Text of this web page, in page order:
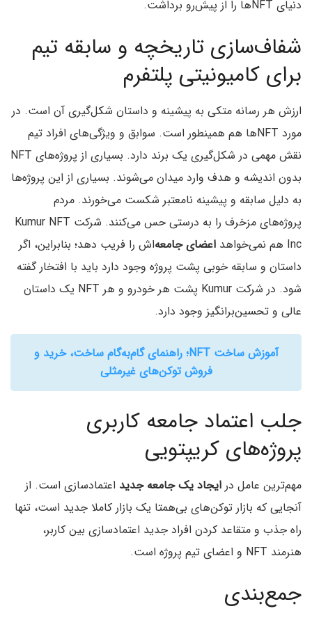
دنیای NFTها را از پیش‌رو برداشت.
شفاف‌سازی تاریخچه و سابقه تیم
برای کامیونیتی پلتفرم
ارزش هر رسانه متکی به پیشینه و داستان شکل‌گیری آن است. در
مورد NFTها هم همینطور است. سوابق و ویژگی‌های افراد تیم
نقش مهمی در شکل‌گیری یک برند دارد. بسیاری از پروژه‌های NFT
بدون اندیشه و هدف وارد میدان می‌شوند. بسیاری از این پروژه‌ها
به دلیل سابقه و پیشینه نامعتبر شکست می‌خورند. مردم
پروژه‌های مزخرف را به درستی حس می‌کنند. شرکت Kumur NFT
Inc هم نمی‌خواهد
اعضای جامعه‌اش را فریب دهد؛ بنابراین، اگر
داستان و سابقه خوبی پشت پروژه وجود دارد باید با افتخار گفته
شود. در شرکت Kumur پشت هر خودرو و هر NFT یک داستان
عالی و تحسین‌برانگیز وجود دارد.
آموزش ساخت NFT؛ راهنمای گام‌به‌گام ساخت، خرید و
فروش توکن‌های غیرمثلی
جلب اعتماد جامعه کاربری
پروژه‌های کریپتویی
مهم‌ترین عامل در ایجاد یک جامعه جدید اعتمادسازی است. از
آنجایی که بازار توکن‌های بی‌همتا یک بازار کاملا جدید است، تنها
راه جذب و متقاعد کردن افراد جدید اعتمادسازی بین کاربر،
هنرمند NFT و اعضای تیم پروژه است.
جمع‌بندی